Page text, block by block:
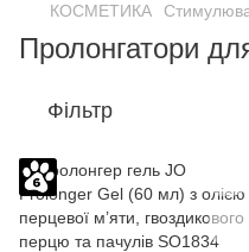
КОСМЕТИКА
Пролонгатори
Фільтр